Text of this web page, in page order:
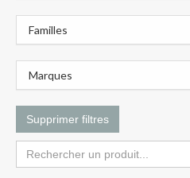
Familles
Marques
Supprimer filtres